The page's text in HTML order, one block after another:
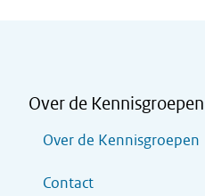
Over de Kennisgroepen
Over de Kennisgroepen
Contact